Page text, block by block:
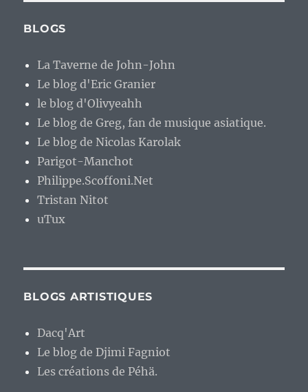
BLOGS
La Taverne de John-John
Le blog d'Eric Granier
le blog d'Olivyeahh
Le blog de Greg, fan de musique asiatique.
Le blog de Nicolas Karolak
Parigot-Manchot
Philippe.Scoffoni.Net
Tristan Nitot
uTux
BLOGS ARTISTIQUES
Dacq'Art
Le blog de Djimi Fagniot
Les créations de Péhä.